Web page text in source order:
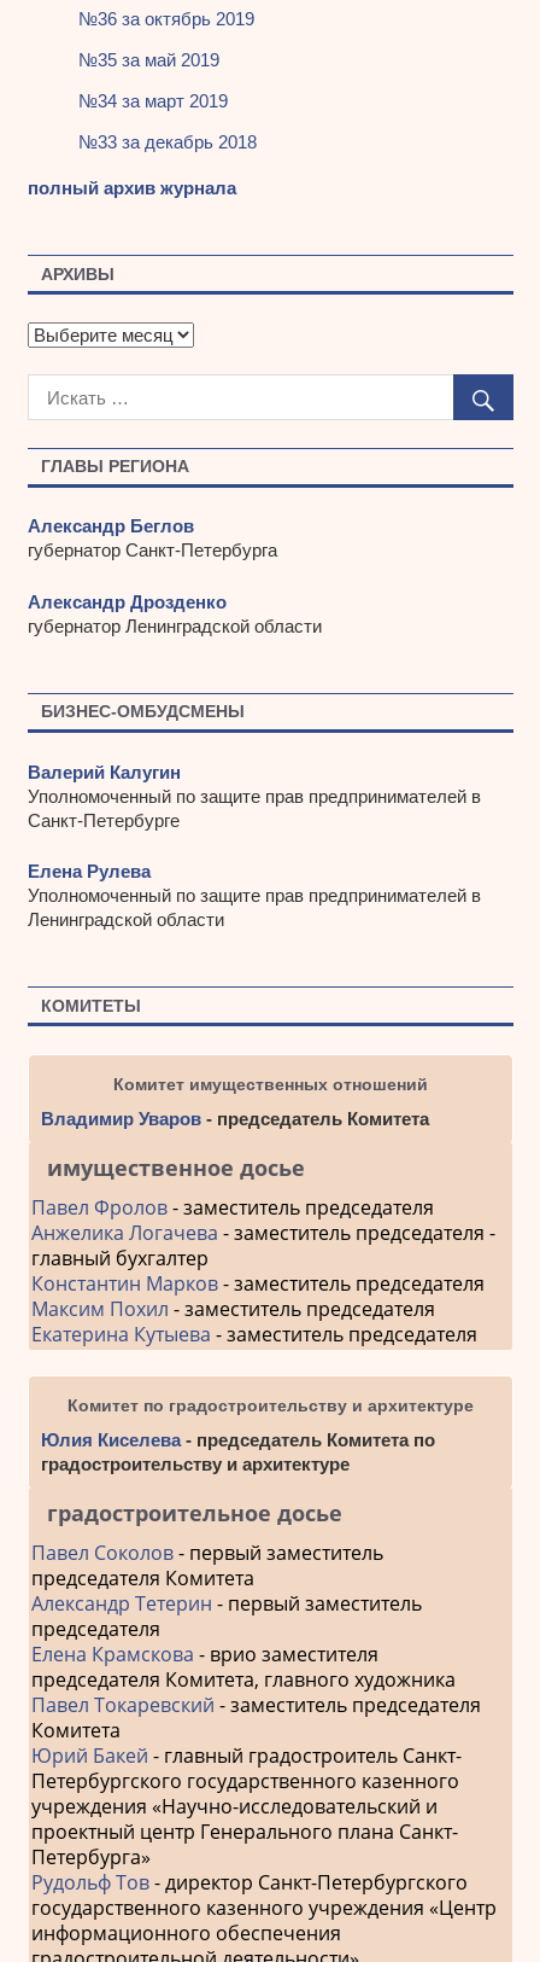
ГЛАВЫ РЕГИОНА
Александр Беглов
губернатор Санкт-Петербурга
Александр Дрозденко
губернатор Ленинградской области
БИЗНЕС-ОМБУДСМЕНЫ
Валерий Калугин
Уполномоченный по защите прав предпринимателей в
Санкт-Петербурге
Елена Рулева
Уполномоченный по защите прав предпринимателей в
Ленинградской области
КОМИТЕТЫ
Комитет имущественных отношений
Владимир Уваров- председатель Комитета
имущественное досье
Павел Фролов- заместитель председателя
Анжелика Логачева - заместитель председателя -
главный бухгалтер
Константин Марков- заместитель председателя
Максим Похил - заместитель председателя
Екатерина Кутыева - заместитель председателя
Комитет по градостроительству и архитектуре
Юлия Киселева- председатель Комитета по
градостроительству и архитектуре
градостроительное досье
Павел Соколов- первый заместитель
председателя Комитета
Александр Тетерин - первый заместитель
председателя
Елена Крамскова - врио заместителя
председателя Комитета, главного художника
Павел Токаревский - заместитель председателя
Комитета
Юрий Бакей - главный градостроитель Санкт-
Петербургского государственного казенного
учреждения «Научно-исследовательский и
проектный центр Генерального плана Санкт-
Петербурга»
Рудольф Тов- директор Санкт-Петербургского
государственного казенного учреждения «Центр
информационного обеспечения
№36 за октябрь 2019
№35 за май 2019
№34 за март 2019
№33 за декабрь 2018
полный архив журнала
АРХИВЫ
А
х
ы